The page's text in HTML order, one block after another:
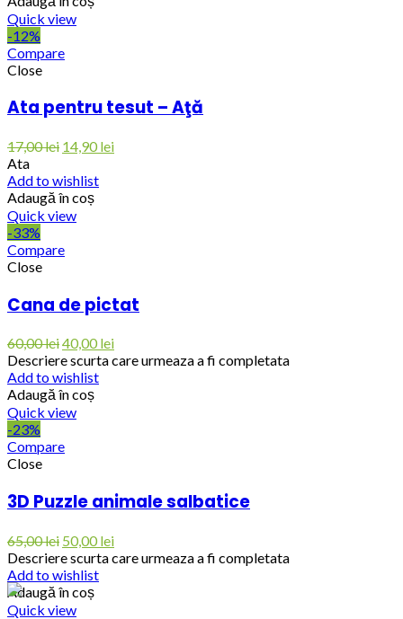
Quick view
-12%
Compare
Close
Ata pentru tesut – Aţă
17,00lei 14,90lei
Ata
Add to wishlist
Adaugă în coș
Quick view
-33%
Compare
Close
Cana de pictat
60,00lei40,00lei
Descriere scurta care urmeaza a fi completata
Add to wishlist
Adaugă în coș
Quick view
-23%
Compare
Close
3D Puzzle animale salbatice
65,00lei 50,00lei
Descriere scurta care urmeaza a fi completata
Add to wishlist
Adaugă în coș
Quick view